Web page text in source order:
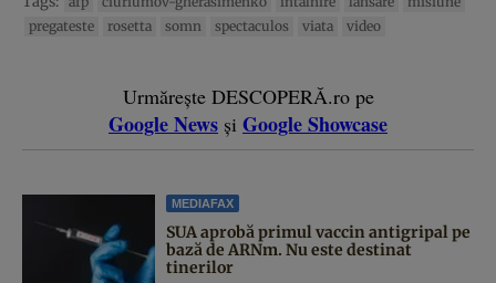
pregateste
rosetta somn spectaculos viata video
Urmărește DESCOPERĂ.ro pe
Google News și Google Showcase
MEDIAFAX
SUA aprobă primul vaccin antigripal pe
bază de ARNm. Nu este destinat
tinerilor